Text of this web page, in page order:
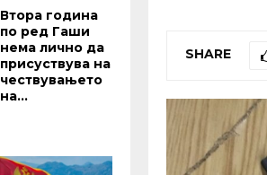
SHARE
Втора година
по ред Гаши
нема лично да
присуствува на
чествувањето
на...